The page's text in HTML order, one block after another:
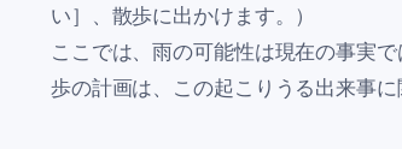
い］、散歩に出かけます。）
ここでは、雨の可能性は現在の事実
歩の計画は、この起こりうる出来事に